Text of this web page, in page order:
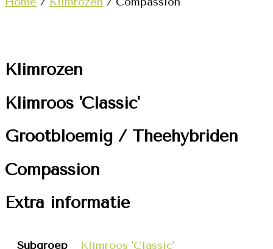
Klimrozen
Klimroos 'Classic'
Grootbloemig / Theehybriden
Compassion
Extra informatie
Subgroep Klimroos 'Classic'